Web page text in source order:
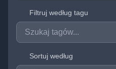
Filtruj według tagu
Sortuj według